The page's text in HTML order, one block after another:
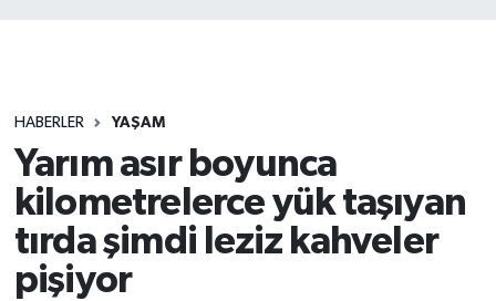
HABERLER YAŞAM
Yarım asır boyunca
kilometrelerce yük taşıyan
tırda şimdi leziz kahveler
pişiyor
SPOR
YAŞAM
Son Dakika Haberleri
Haber Arşivi